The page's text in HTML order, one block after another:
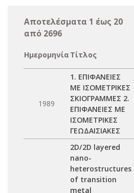
Αποτελέσματα 1 έως 20
από 2696
Ημερομηνία Τίτλος
1989
1. ΕΠΙΦΑΝΕΙΕΣ
ΜΕ ΙΣΟΜΕΤΡΙΚΕΣ
ΣΚΙΟΓΡΑΜΜΕΣ 2.
ΕΠΙΦΑΝΕΙΕΣ ΜΕ
ΙΣΟΜΕΤΡΙΚΕΣ
ΓΕΩΔΑΙΣΙΑΚΕΣ
2D/2D layered
nano-
heterostructures
of transition
metal